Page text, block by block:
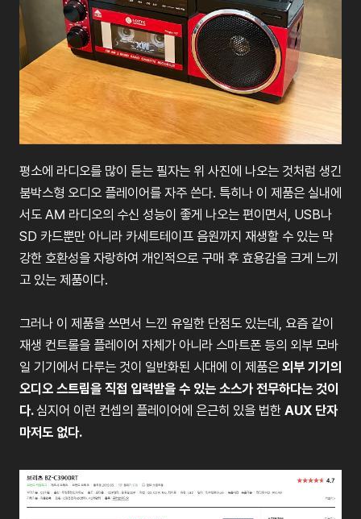
평소에 라디오를 많이 듣는 필자는 위 사진에 나오는 것처럼 생긴
붐박스형 오디오 플레이어를 자주 쓴다. 특히나 이 제품은 실내에
서도 AM 라디오의 수신 성능이 좋게 나오는 편이면서 , USB나
SD 카드뿐만 아니라 카세트테이프 음원까지 재생할 수 있는 막
강한 호환성을 자랑하여 개인적으로 구매 후 효용감을 크게 느끼
고 있는 제품이다.
그러나 이 제품을 쓰면서 느낀 유일한 단점도 있는데 , 요즘 같이
재생 컨트롤을 플레이어 자체가 아니라 스마트폰 등의 외부 모바
일 기기에서 다루는 것이 일반화된 시대에 이 제품은 외부 기기의
오디오 스트림을 직접 입력받을 수 있는 소스가 전무하다는 것이
다.심지어 이런 컨셉의 플레이어에 은근히 있을 법한 AUX 단자
마저도 없다.